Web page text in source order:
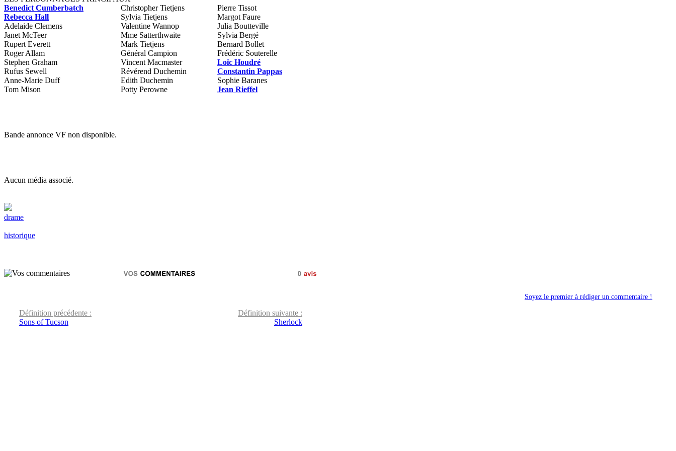
Benedict Cumberbatch
Christopher Tietjens
Pierre Tissot
Rebecca Hall
Sylvia Tietjens
Margot Faure
Adelaide Clemens
Valentine Wannop
Julia Boutteville
Janet McTeer
Mme Satterthwaite
Sylvia Bergé
Rupert Everett
Mark Tietjens
Bernard Bollet
Roger Allam
Général Campion
Frédéric Souterelle
Stephen Graham
Vincent Macmaster
Loïc Houdré
Rufus Sewell
Révérend Duchemin
Constantin Pappas
Anne-Marie Duff
Edith Duchemin
Sophie Baranes
Tom Mison
Potty Perowne Jean Rieffel
Bande annonce VF non disponible.
Aucun média associé.
drame
historique
Soyez le premier à rédiger un commentaire !
Définition précédente :
Sons of Tucson
Définition suivante :
Sherlock